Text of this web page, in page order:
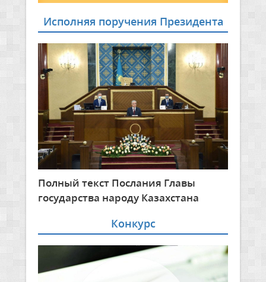
Исполняя поручения Президента
Полный текст Послания Главы
государства народу Казахстана
Конкурс